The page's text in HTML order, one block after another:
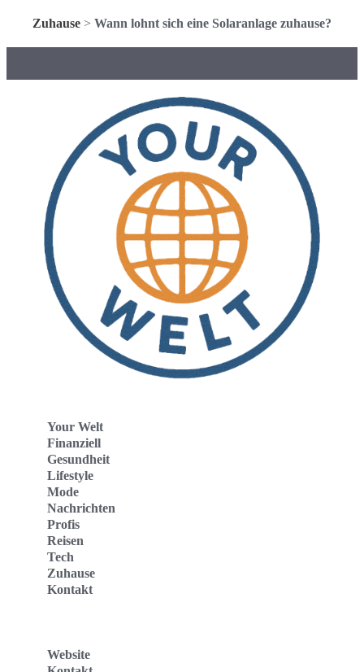
Zuhause > Wann lohnt sich eine Solaranlage zuhause?
Your Welt
Finanziell
Gesundheit
Lifestyle
Mode
Nachrichten
Profis
Reisen
Tech
Zuhause
Kontakt
Website